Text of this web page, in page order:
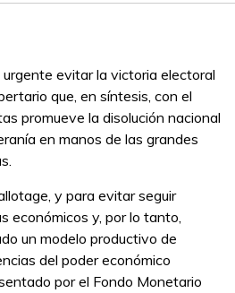
urgente evitar la victoria electoral
que, en síntesis, con el
promueve la disolución nacional
en manos de las grandes
y para evitar seguir
económicos y, por lo tanto,
un modelo productivo de
del poder económico
por el Fondo Monetario